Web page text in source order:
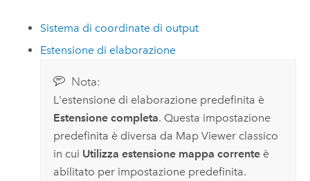
Sistema di coordinate di output
Estensione di elaborazione
Nota:
L'estensione di elaborazione predefinita è
Estensione completa. Questa impostazione
predefinita è diversa da Map Viewer classico
in cui Utilizza estensione mappa correnteè
abilitato per impostazione predefinita.